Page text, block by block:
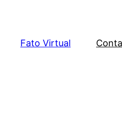
content
Fato Virtual